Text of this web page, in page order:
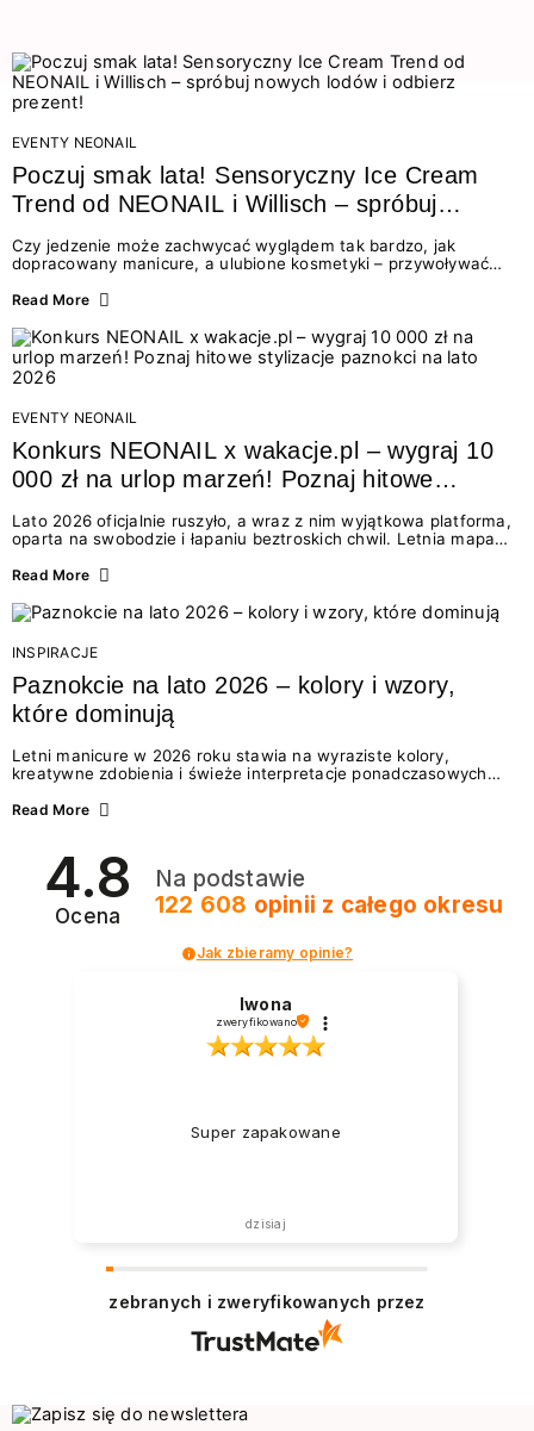
EVENTY NEONAIL
Poczuj smak lata! Sensoryczny Ice Cream
Trend od NEONAIL i Willisch – spróbuj
nowych lodów i odbierz prezent!
Czy jedzenie może zachwycać wyglądem tak bardzo, jak
dopracowany manicure, a ulubione kosmetyki – przywoływać
świata beauty i oszałamiających deserów to coś więcej niż
zmysłami: przez soczysty kolor, aksamitną teksturę,
orzeźwiający zapach i słodki akcent na podniebieniu. Tego lata
NEONAIL łączy siły z marką Willisch, tworząc unikalny projekt
na styku jedzenia i piękna....
Read More
EVENTY NEONAIL
Konkurs NEONAIL x wakacje.pl – wygraj 10
000 zł na urlop marzeń! Poznaj hitowe
Lato 2026 oficjalnie ruszyło, a wraz z nim wyjątkowa platforma,
oparta na swobodzie i łapaniu beztroskich chwil. Letnia mapa
doświadczenia wakacji – od spontanicznych wyjazdów, przez
Motywem przewodnim jest eksplorowanie i kolekcjonowanie
letnich momentów. Z tej okazji przygotowaliśmy coś absolutnie
wyjątkowego: wielki konkurs z wakacje.pl oraz dawkę
najgorętszych trendów w...
Read More
INSPIRACJE
Paznokcie na lato 2026 – kolory i wzory,
które dominują
Letni manicure w 2026 roku stawia na wyraziste kolory,
kreatywne zdobienia i świeże interpretacje ponadczasowych
zarówno energetycznych odcieni inspirowanych wakacjami, jak
2026? Znajdź inspirację dla swojego manicure!
Read More
4.8
Ocena
Na podstawie
122 608 opinii z całego okresu
Jak zbieramy opinie?
Iwona
zweryfikowano
Super zapakowane
dzisiaj
zebranych i zweryfikowanych przez